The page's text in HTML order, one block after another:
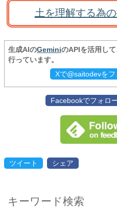
土を理解する為
生成AIのGeminiのAPIを活用し
行っています。
Xで@saitodevをフ
Facebookでフォロ
ツイート シェア
キーワード検索